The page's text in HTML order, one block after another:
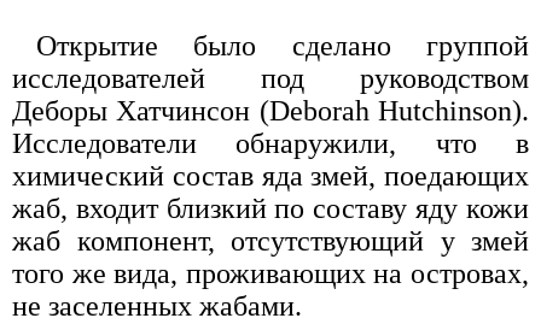
Открытие было сделано группой
исследователей под руководством
Деборы Хатчинсон (Deborah Hutchinson).
Исследователи обнаружили, что в
химический состав яда змей, поедающих
жаб, входит близкий по составу яду кожи
жаб компонент, отсутствующий у змей
того же вида, проживающих на островах,
не заселенных жабами.